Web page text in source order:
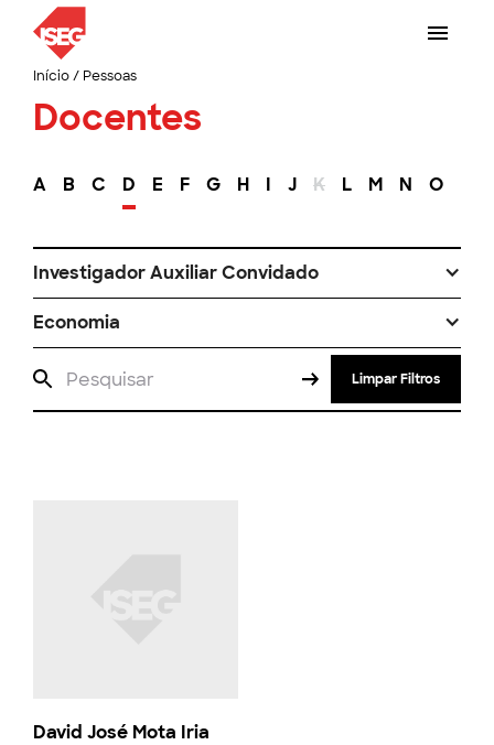
Início/ Pessoas
Docentes
A B C D E F G H I J K L M N O
Investigador Auxiliar Convidado
Economia
Limpar Filtros
David José Mota Iria